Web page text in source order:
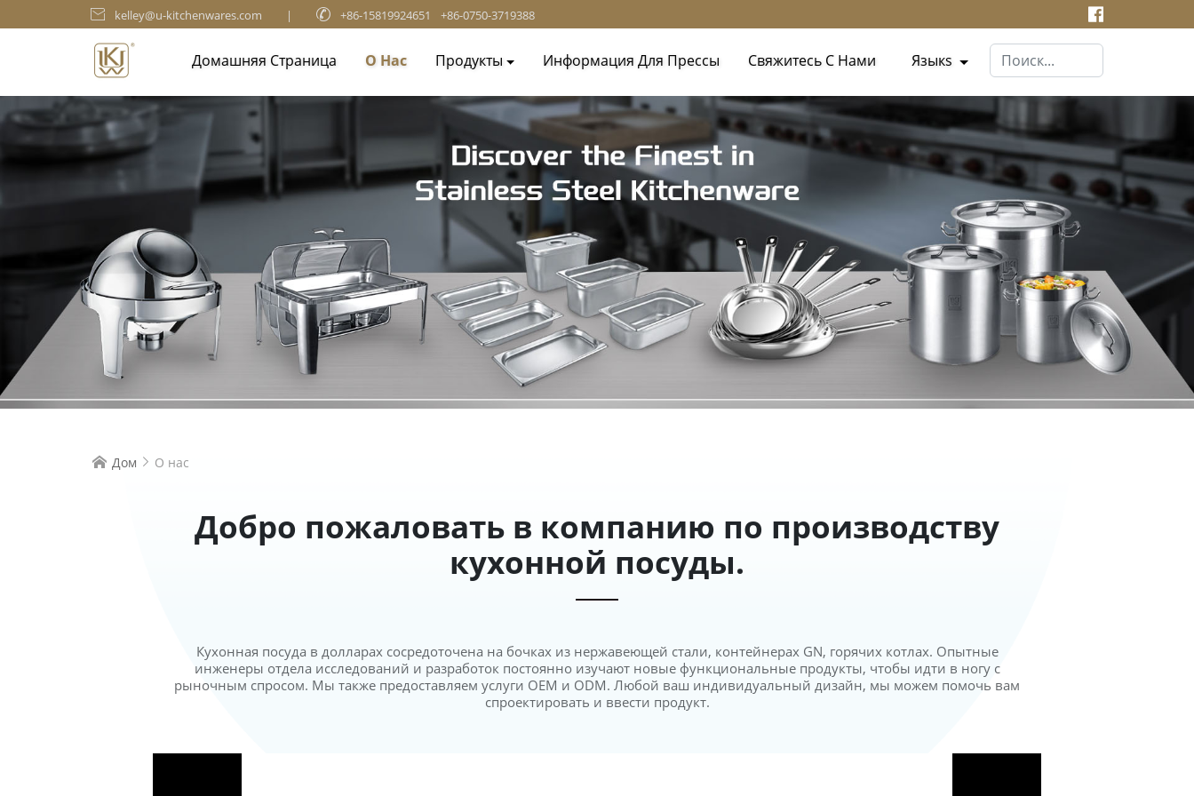
 kelley@u-kitchenwares.com |  +86-15819924651 +86-0750-3719388
Домашняя Страница О Нас Продукты Информация Для Прессы Свяжитесь С Нами Языкs
 Дом  О нас
Добро пожаловать в компанию по производству
кухонной посуды.
Кухонная посуда в долларах сосредоточена на бочках из нержавеющей стали, контейнерах GN, горячих котлах. Опытные
инженеры отдела исследований и разработок постоянно изучают новые функциональные продукты, чтобы идти в ногу с
рыночным спросом. Мы также предоставляем услуги OEM и ODM. Любой ваш индивидуальный дизайн, мы можем помочь вам
спроектировать и ввести продукт.